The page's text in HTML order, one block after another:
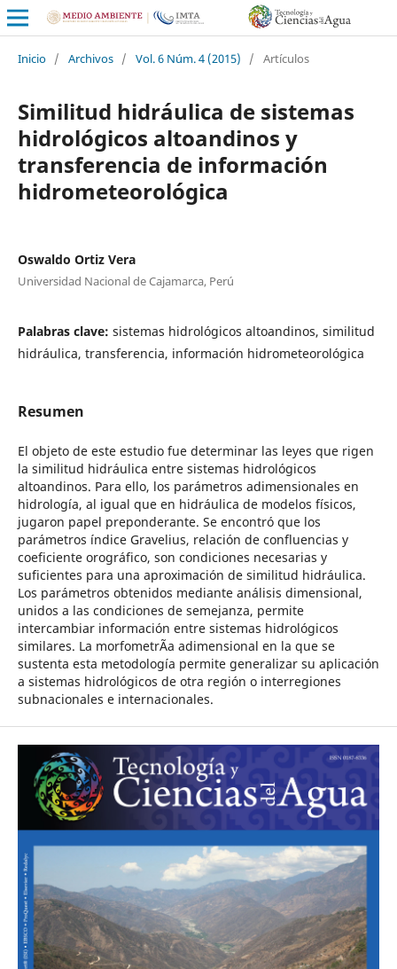
Inicio / Archivos / Vol. 6 Núm. 4 (2015) / Artículos
Similitud hidráulica de sistemas
hidrológicos altoandinos y
transferencia de información
hidrometeorológica
Oswaldo Ortiz Vera
Universidad Nacional de Cajamarca, Perú
Palabras clave: sistemas hidrológicos altoandinos, similitud
hidráulica, transferencia, información hidrometeorológica
Resumen
El objeto de este estudio fue determinar las leyes que rigen
la similitud hidráulica entre sistemas hidrológicos
altoandinos. Para ello, los parámetros adimensionales en
hidrología, al igual que en hidráulica de modelos físicos,
jugaron papel preponderante. Se encontró que los
parámetros índice Gravelius, relación de confluencias y
coeficiente orográfico, son condiciones necesarias y
suficientes para una aproximación de similitud hidráulica.
Los parámetros obtenidos mediante análisis dimensional,
unidos a las condiciones de semejanza, permite
intercambiar información entre sistemas hidrológicos
similares. La morfometrÃ­a adimensional en la que se
sustenta esta metodología permite generalizar su aplicación
a sistemas hidrológicos de otra región o interregiones
subnacionales e internacionales.